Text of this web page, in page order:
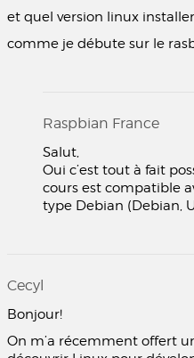
et quel version linux
comme je débute sur le
Raspbian France
Salut,
Oui c’est tout à fait
cours est compatible
type Debian (Debian,
Cecyl
Bonjour!
On m’a récemment offert